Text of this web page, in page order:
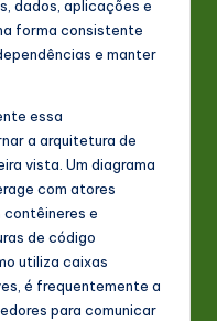
dados, aplicações e
forma consistente
e manter
essa
a arquitetura de
vista. Um diagrama
com atores
contêineres e
de código
utiliza caixas
é frequentemente a
para comunicar